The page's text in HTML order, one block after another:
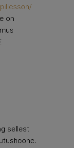
on
sellest